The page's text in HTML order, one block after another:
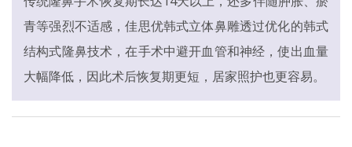
青等强烈不适感，佳思优韩式立体鼻雕透过优化的韩式
结构式隆鼻技术，在手术中避开血管和神经，使出血量
大幅降低，因此术后恢复期更短，居家照护也更容易。